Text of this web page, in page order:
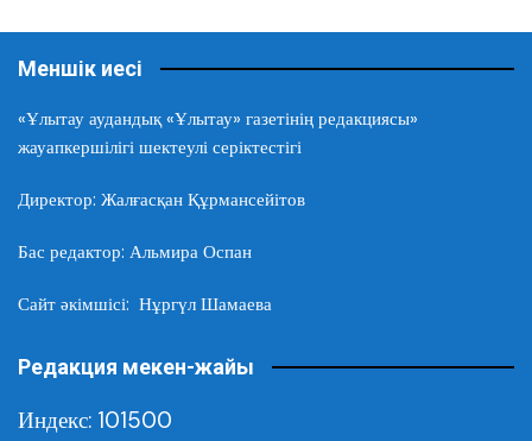
Меншік иесі
«Ұлытау аудандық «Ұлытау» газетінің редакциясы»
жауапкершілігі шектеулі серіктестігі
Директор: Жалғасқан Құрмансейітов
Бас редактор: Альмира Оспан
Сайт әкімшісі: Нұргүл Шамаева
Редакция мекен-жайы
Индекс: 101500